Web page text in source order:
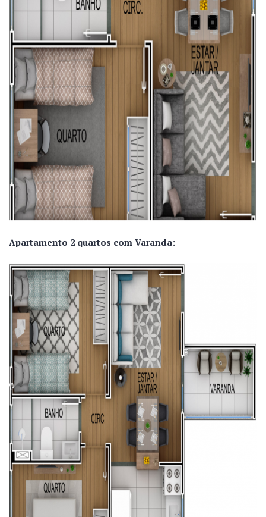
Apartamento 2 quartos com Varanda: